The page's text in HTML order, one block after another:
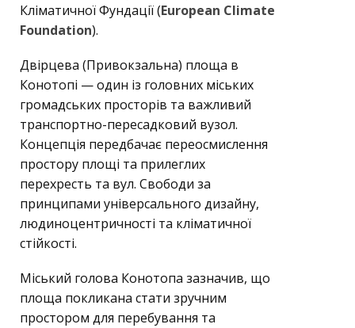
Кліматичної Фундації (European Climate
Foundation).
Двірцева (Привокзальна) площа в
Конотопі — один із головних міських
громадських просторів та важливий
транспортно-пересадковий вузол.
Концепція передбачає переосмислення
простору площі та прилеглих
перехресть та вул. Свободи за
принципами універсального дизайну,
людиноцентричності та кліматичної
стійкості.
Міський голова Конотопа зазначив, що
площа покликана стати зручним
простором для перебування та